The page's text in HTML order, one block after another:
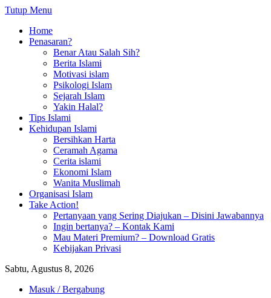
Tutup Menu
Home
Penasaran?
Benar Atau Salah Sih?
Berita Islami
Motivasi islam
Psikologi Islam
Sejarah Islam
Yakin Halal?
Tips Islami
Kehidupan Islami
Bersihkan Harta
Ceramah Agama
Cerita islami
Ekonomi Islam
Wanita Muslimah
Organisasi Islam
Take Action!
Pertanyaan yang Sering Diajukan – Disini Jawabannya
Ingin bertanya? – Kontak Kami
Mau Materi Premium? – Download Gratis
Kebijakan Privasi
Sabtu, Agustus 8, 2026
Masuk / Bergabung